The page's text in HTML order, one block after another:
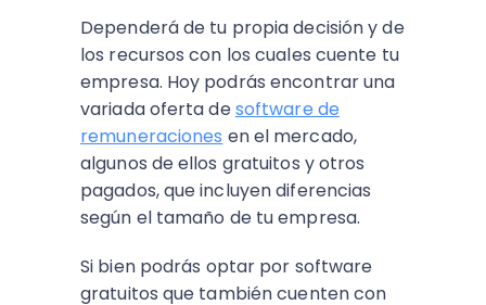
Dependerá de tu propia decisión y de
los recursos con los cuales cuente tu
empresa. Hoy podrás encontrar una
variada oferta desoftware de
remuneraciones en el mercado,
algunos de ellos gratuitos y otros
pagados, que incluyen diferencias
según el tamaño de tu empresa.
Si bien podrás optar por software
gratuitos que también cuenten con